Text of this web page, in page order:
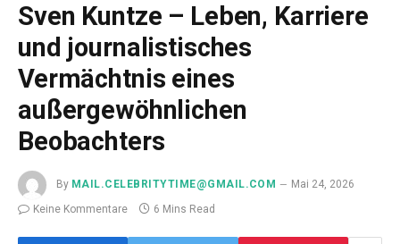
Sven Kuntze – Leben, Karriere
und journalistisches
Vermächtnis eines
außergewöhnlichen
Beobachters
By MAIL.CELEBRITYTIME@GMAIL.COM
Mai 24, 2026
Keine Kommentare
6 Mins Read